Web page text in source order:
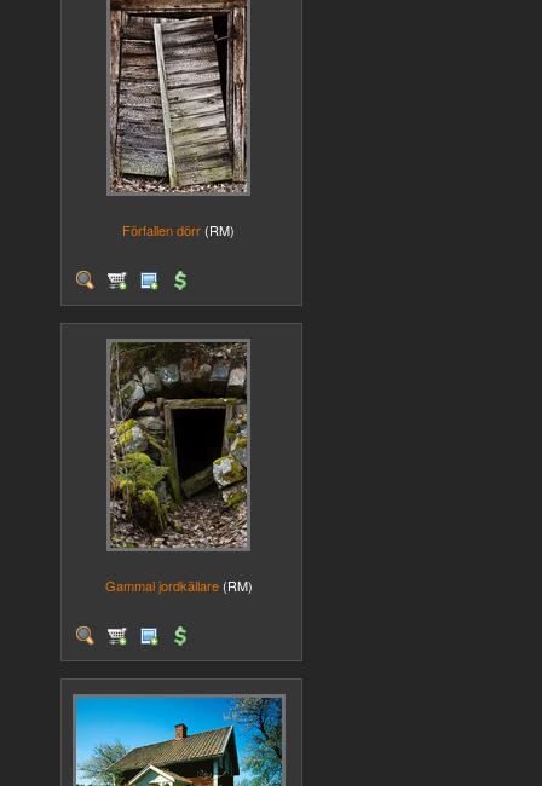
Förfallen dörr (RM)
Gammal jordkällare (RM)